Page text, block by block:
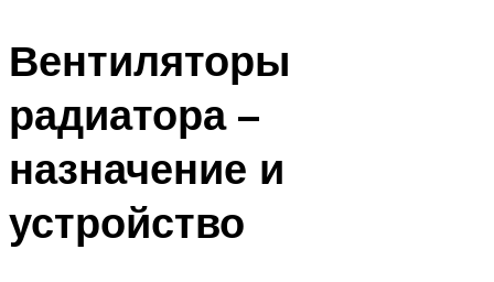
Вентиляторы
радиатора –
назначение и
устройство